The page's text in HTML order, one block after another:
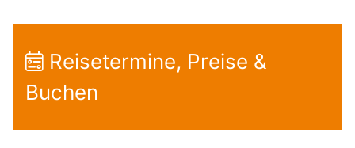
Reisetermine, Preise &
Buchen